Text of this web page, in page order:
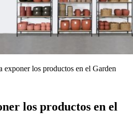
exponer los productos en el Garden
los productos en el